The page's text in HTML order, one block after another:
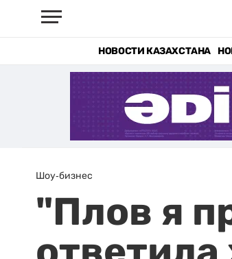
НОВОСТИ КАЗАХСТАНА
Шоу-бизнес
"Плов я